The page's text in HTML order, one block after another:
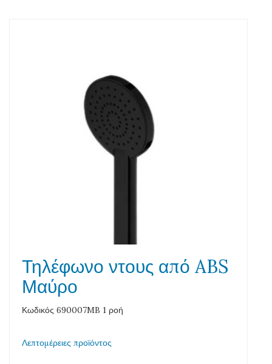
Τηλέφωνο ντους από ABS
Μαύρο
Κωδικός 690007MB 1 ροή
Λεπτομέρειες προϊόντος